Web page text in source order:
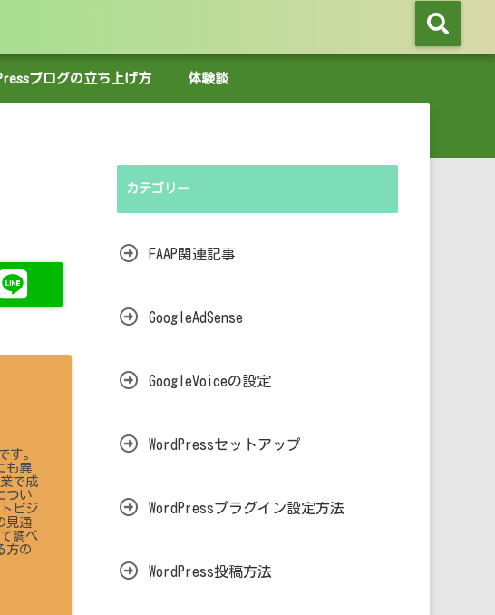
ブログの立ち上げ方 体験談
す。
も異
で成
つい
ビジ
見通
調べ
方の
カテゴリー
FAAP関連記事
GoogleAdSense
GoogleVoiceの設定
WordPressセットアップ
WordPressプラグイン設定方法
WordPress投稿方法